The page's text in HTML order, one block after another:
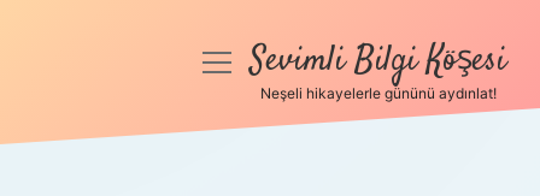
Anasayfa
menüyüSevimli Bilgi Köşesi
Neşeli hikayelerle gününü aydınlat!